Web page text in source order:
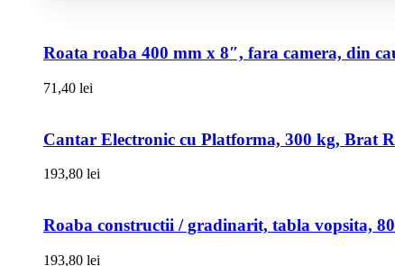
Roata roaba 400 mm x 8″, fara camera, din
71,40 lei
Cantar Electronic cu Platforma, 300 kg, Brat
193,80 lei
Roaba constructii / gradinarit, tabla vopsita,
193,80 lei